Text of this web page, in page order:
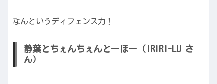
なんというディフェンス力！
静葉とちぇんちぇんとーほー（IRIRI-LU さ
ん）